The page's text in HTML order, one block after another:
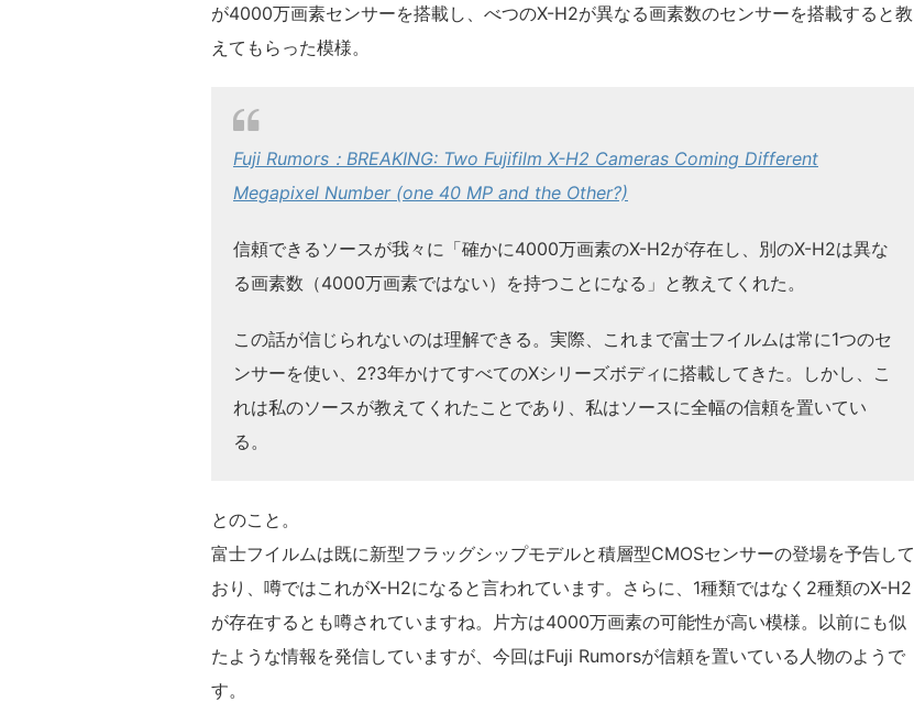
が4000万画素センサーを搭載し、べつのX-H2が異なる画素数のセンサーを搭載すると教
えてもらった模様。
Fuji Rumors：BREAKING: Two Fujifilm X-H2 Cameras Coming Different
Megapixel Number (one 40 MP and the Other?)
信頼できるソースが我々に「確かに4000万画素のX-H2が存在し、別のX-H2は異な
る画素数（4000万画素ではない）を持つことになる」と教えてくれた。
この話が信じられないのは理解できる。実際、これまで富士フイルムは常に1つのセ
ンサーを使い、2?3年かけてすべてのXシリーズボディに搭載してきた。しかし、こ
れは私のソースが教えてくれたことであり、私はソースに全幅の信頼を置いてい
る。
とのこと。
富士フイルムは既に新型フラッグシップモデルと積層型CMOSセンサーの登場を予告して
おり、噂ではこれがX-H2になると言われています。さらに、1種類ではなく2種類のX-H2
が存在するとも噂されていますね。片方は4000万画素の可能性が高い模様。以前にも似
たような情報を発信していますが、今回はFuji Rumorsが信頼を置いている人物のようで
す。